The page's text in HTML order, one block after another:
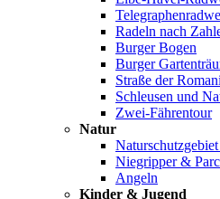
Radeln nach
Burger Bogen
Burger
Straße der
Schleusen und
Zwei-Fährentour
Natur
Niegripper &
Angeln
Kinder & Jugend